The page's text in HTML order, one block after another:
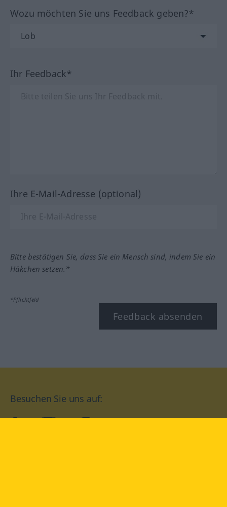
Wozu möchten Sie uns Feedback geben?*
Ihr Feedback*
Ihre E-Mail-Adresse (optional)
Bitte bestätigen Sie, dass Sie ein Mensch sind, indem Sie ein
Häkchen setzen.*
*Pflichtfeld
Feedback absenden
Besuchen Sie uns auf: